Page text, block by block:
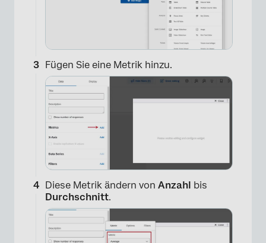
Fügen Sie eine Metrik hinzu.
Diese Metrik ändern von Anzahl bis
Durchschnitt.